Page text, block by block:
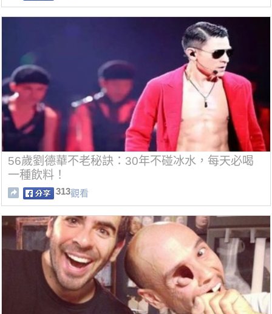
56歲劉德華不老秘訣：30年不碰冰水，每天必喝
一種飲料！
313觀看